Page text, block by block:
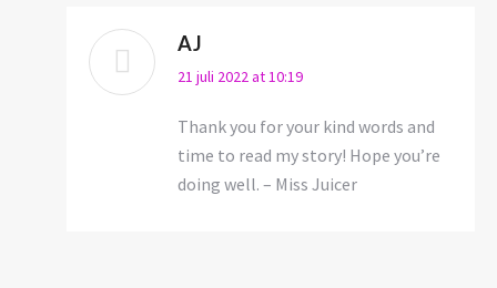
AJ
says:
21 juli 2022 at 10:19
Thank you for your kind words and
time to read my story! Hope you’re
doing well. – Miss Juicer